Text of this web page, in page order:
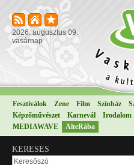
2026. augusztus 09.
vasárnap
Fesztiválok Zene Film Színház
Képzőművészet
Karnevál Irodalom
MEDIAWAVE
AlteRába
KERESÉS